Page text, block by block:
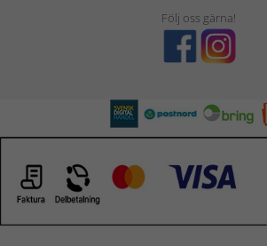
Följ oss gärna!